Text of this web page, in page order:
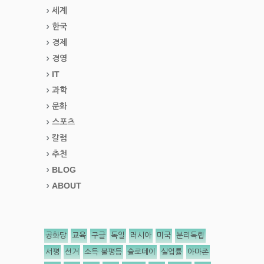
세계
한국
경제
경영
IT
과학
문화
스포츠
칼럼
추천
BLOG
ABOUT
공화당 교육 구글 독일 러시아 미국 분리독립
서평 선거 소득 불평등 슬로데이 실업률 아마존